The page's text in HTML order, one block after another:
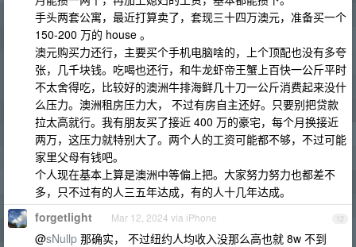
手头两套公寓，最近打算卖了，套现三十四万澳元，准备买一个
150-200 万的 house 。
澳元购买力还行，主要买个手机电脑啥的，上个顶配也没有多夸
张，几千块钱。吃喝也还行，和牛龙虾帝王蟹上百快一公斤平时
不太舍得吃，比较好的澳洲牛排海鲜几十刀一公斤消费起来没什
么压力。澳洲租房压力大， 不过有房自主还好。只要别把贷款
拉太高就行。我有朋友买了接近 400 万的豪宅，每个月换接近
两万，这压力就特别大了。两个人的工资可能都不够，不过可能
家里父母有钱吧。
个人现在基本上算是澳洲中等偏上把。大家努力努力也都差不
多，只不过有的人三五年达成，有的人十几年达成。
12
forgetlight Mar 12, 2024 via iPhone
@sNullp 那确实， 不过纽约人均收入没那么高也就 8w 不到